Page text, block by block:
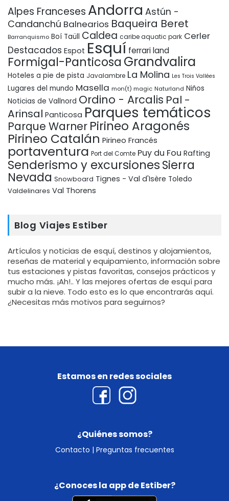
Alpes Franceses Andorra Astún -
Candanchú Balnearios Baqueira Beret
Barranquismo Boí Taüll Caldea caribe aquatic park Cerler
Destacados Espot Esquí ferrari land
Formigal-Panticosa Grandvalira
Hoteles a pie de pista Javalambre La Molina Les Trois Vallées
Lugares del mundo Masella mon(t) magic Naturland Niños
Noticias de Vallnord Ordino - Arcalis Pal -
Arinsal Panticosa Parques temáticos
Parque Warner Pirineo Aragonés
Pirineo Catalán Pirineo Francés
portaventura Port del Comte Puy du Fou Rafting
Senderismo y excursionesSierra
Nevada Snowboard Tignes - Val d'Isère Toledo
Valdelinares Val Thorens
Blog Viajes Estiber
Artículos y noticias de esquí, destinos y alojamientos,
reseñas de material y equipamiento, información sobre
tus estaciones y pistas favoritas, consejos prácticos y
mucho más. ¡Ah!.. Y las mejores ofertas de esquí para
subir a la nieve. Todo esto es lo que encontrarás aquí.
¿Necesitas más motivos para seguirnos?
¿Quiénes somos?
Contacto | Preguntas frecuentes
Estamos en redes sociales
¿Conoces la app de Estiber?